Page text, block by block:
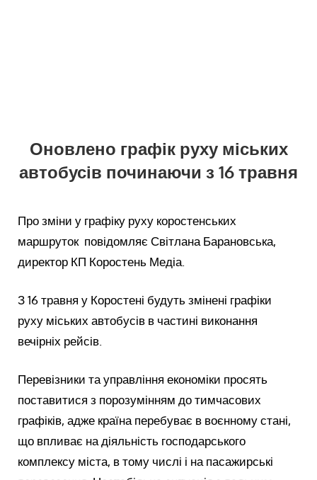
Оновлено графік руху міських
автобусів починаючи з 16 травня
Про зміни у графіку руху коростенських
маршруток повідомляє Світлана Барановська,
директор КП Коростень Медіа.
З 16 травня у Коростені будуть змінені графіки
руху міських автобусів в частині виконання
вечірніх рейсів.
Перевізники та управління економіки просять
поставитися з порозумінням до тимчасових
графіків, адже країна перебуває в воєнному стані,
що впливає на діяльність господарського
комплексу міста, в тому числі і на пасажирські